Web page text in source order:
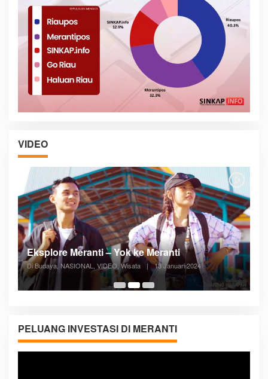
VIDEO
05:08
Posyandu Melayani Semua Siklus Hidup
Di ADVERTORIAL, Kesehatan, VIDEO 27 Desember 2023
PELUANG INVESTASI DI MERANTI